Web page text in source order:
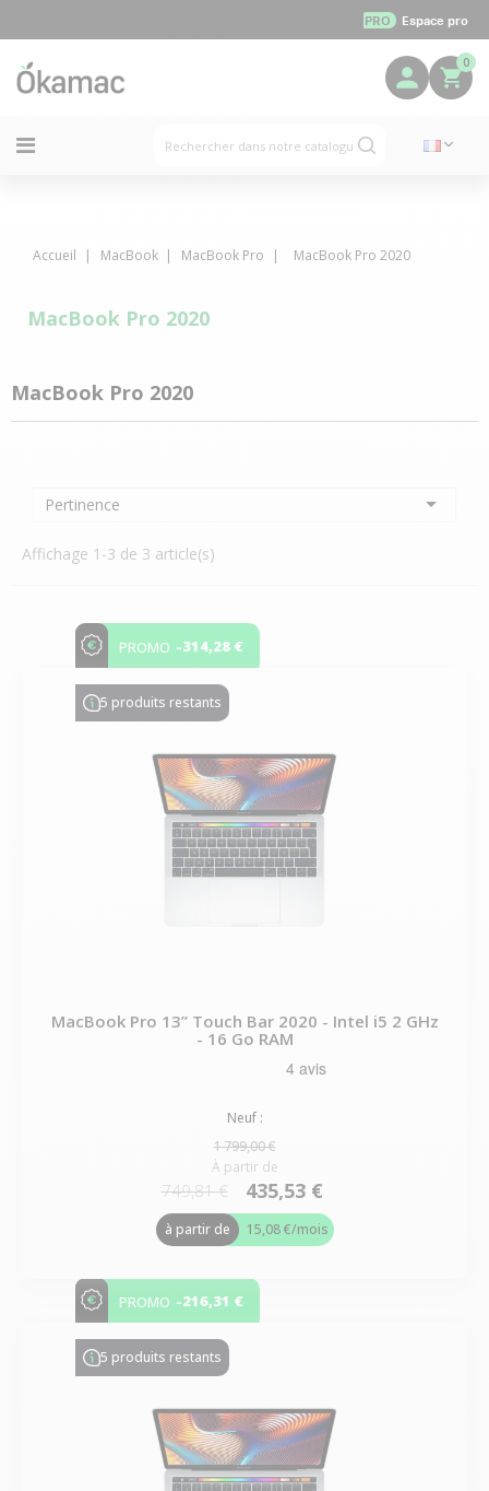
PRO Espace pro
0
Accueil MacBook MacBook Pro MacBook Pro 2020
MacBook Pro 2020
MacBook Pro 2020
Pertinence 
Affichage 1-3 de 3 article(s)
PROMO -314,28 €
5 produits restants
MacBook Pro 13” Touch Bar 2020 - Intel i5 2 GHz
- 16 Go RAM
Neuf :
1 799,00 €
À partir de
749,81 € 435,53 €
à partir de 15,08 €/mois
PROMO -216,31 €
5 produits restants